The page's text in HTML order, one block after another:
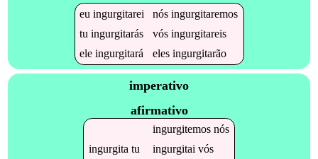
euingurgitarei nósingurgitaremos
tuingurgitarás vósingurgitareis
eleingurgitará elesingurgitarão
imperativo
afirmativo
ingurgitemosnós
ingurgita tu ingurgitai vós